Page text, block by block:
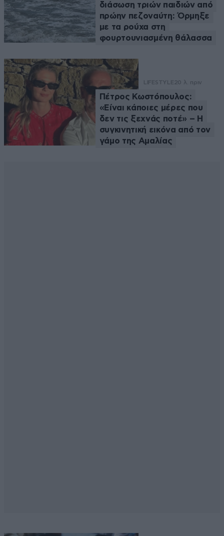
διάσωση τριών παιδιών από
πρώην πεζοναύτη: Όρμηξε
με τα ρούχα στη
φουρτουνιασμένη θάλασσα
LIFESTYLE20 λ. πριν
Πέτρος Κωστόπουλος:
«Είναι κάποιες μέρες που
δεν τις ξεχνάς ποτέ» – Η
συγκινητική εικόνα από τον
γάμο της Αμαλίας